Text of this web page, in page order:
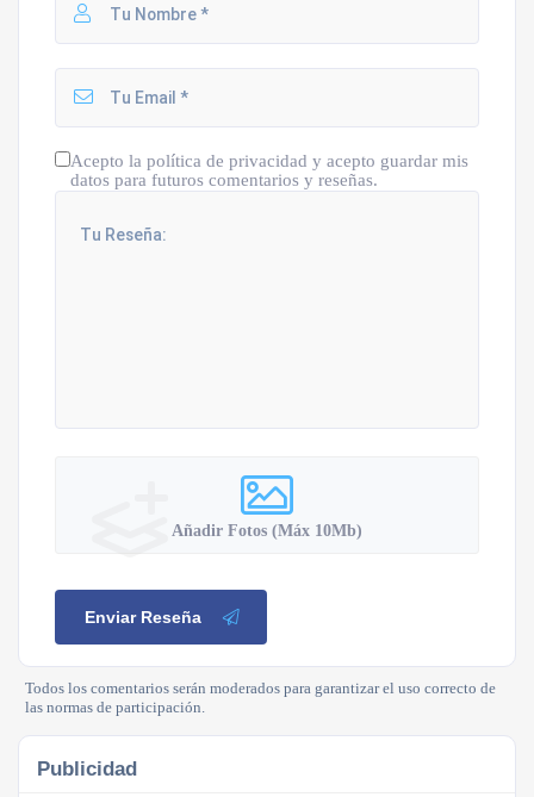
Acepto la política de privacidad y acepto guardar mis
datos para futuros comentarios y reseñas.
Añadir Fotos (Máx 10Mb)
Enviar Reseña
Todos los comentarios serán moderados para garantizar el uso correcto de
las normas de participación.
Publicidad